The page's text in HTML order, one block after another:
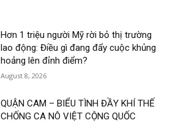
Hơn 1 triệu người Mỹ rời bỏ thị trường
lao động: Điều gì đang đẩy cuộc khủng
hoảng lên đỉnh điểm?
August 8, 2026
QUẬN CAM – BIỂU TÌNH ĐẦY KHÍ THẾ
CHỐNG CA NÔ VIỆT CỘNG QUỐC